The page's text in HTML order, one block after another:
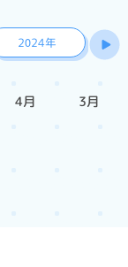
2024年
4月 3月